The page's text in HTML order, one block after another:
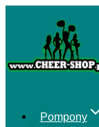
Pompony